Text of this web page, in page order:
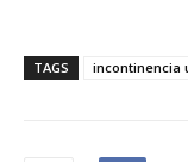
TAGS incontinencia